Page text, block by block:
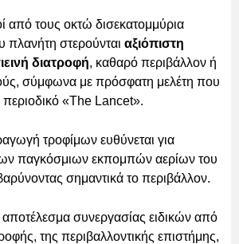
από τους οκτώ δισεκατομμύρια
πλανήτη στερούνται αξιόπιστη
διατροφή, καθαρό περιβάλλον ή
σύμφωνα με πρόσφατη μελέτη που
«The Lancet».
τροφίμων ευθύνεται για
παγκόσμιων εκπομπών αερίων του
σημαντικά το περιβάλλον.
αποτέλεσμα συνεργασίας ειδικών από
της περιβαλλοντικής επιστήμης,